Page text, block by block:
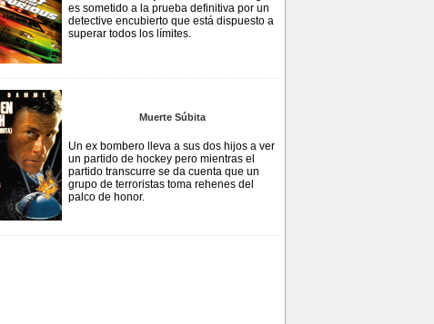
es sometido a la prueba definitiva por un
detective encubierto que está dispuesto a
superar todos los límites.
Muerte Súbita
Un ex bombero lleva a sus dos hijos a ver
un partido de hockey pero mientras el
partido transcurre se da cuenta que un
grupo de terroristas toma rehenes del
palco de honor.